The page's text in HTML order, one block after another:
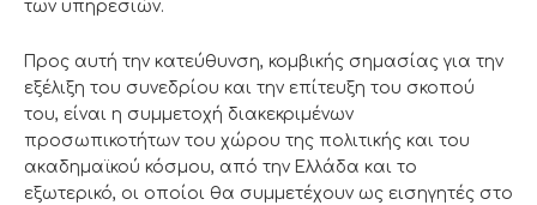
των υπηρεσιών.
Προς αυτή την κατεύθυνση, κομβικής σημασίας για την
εξέλιξη του συνεδρίου και την επίτευξη του σκοπού
του, είναι η συμμετοχή διακεκριμένων
προσωπικοτήτων του χώρου της πολιτικής και του
ακαδημαϊκού κόσμου, από την Ελλάδα και το
εξωτερικό, οι οποίοι θα συμμετέχουν ως εισηγητές στο